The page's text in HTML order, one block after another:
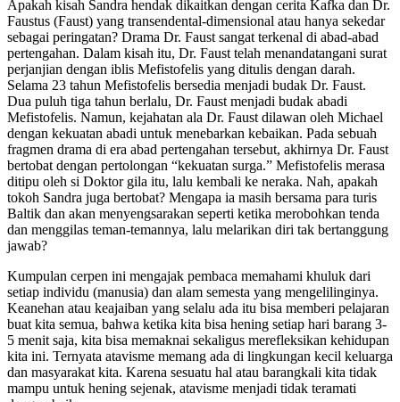
Apakah kisah Sandra hendak dikaitkan dengan cerita Kafka dan Dr.
Faustus (Faust) yang transendental-dimensional atau hanya sekedar
sebagai peringatan? Drama Dr. Faust sangat terkenal di abad-abad
pertengahan. Dalam kisah itu, Dr. Faust telah menandatangani surat
perjanjian dengan iblis Mefistofelis yang ditulis dengan darah.
Selama 23 tahun Mefistofelis bersedia menjadi budak Dr. Faust.
Dua puluh tiga tahun berlalu, Dr. Faust menjadi budak abadi
Mefistofelis. Namun, kejahatan ala Dr. Faust dilawan oleh Michael
dengan kekuatan abadi untuk menebarkan kebaikan. Pada sebuah
fragmen drama di era abad pertengahan tersebut, akhirnya Dr. Faust
bertobat dengan pertolongan “kekuatan surga.” Mefistofelis merasa
ditipu oleh si Doktor gila itu, lalu kembali ke neraka. Nah, apakah
tokoh Sandra juga bertobat? Mengapa ia masih bersama para turis
Baltik dan akan menyengsarakan seperti ketika merobohkan tenda
dan menggilas teman-temannya, lalu melarikan diri tak bertanggung
jawab?
Kumpulan cerpen ini mengajak pembaca memahami khuluk dari
setiap individu (manusia) dan alam semesta yang mengelilinginya.
Keanehan atau keajaiban yang selalu ada itu bisa memberi pelajaran
buat kita semua, bahwa ketika kita bisa hening setiap hari barang 3-
5 menit saja, kita bisa memaknai sekaligus merefleksikan kehidupan
kita ini. Ternyata atavisme memang ada di lingkungan kecil keluarga
dan masyarakat kita. Karena sesuatu hal atau barangkali kita tidak
mampu untuk hening sejenak, atavisme menjadi tidak teramati